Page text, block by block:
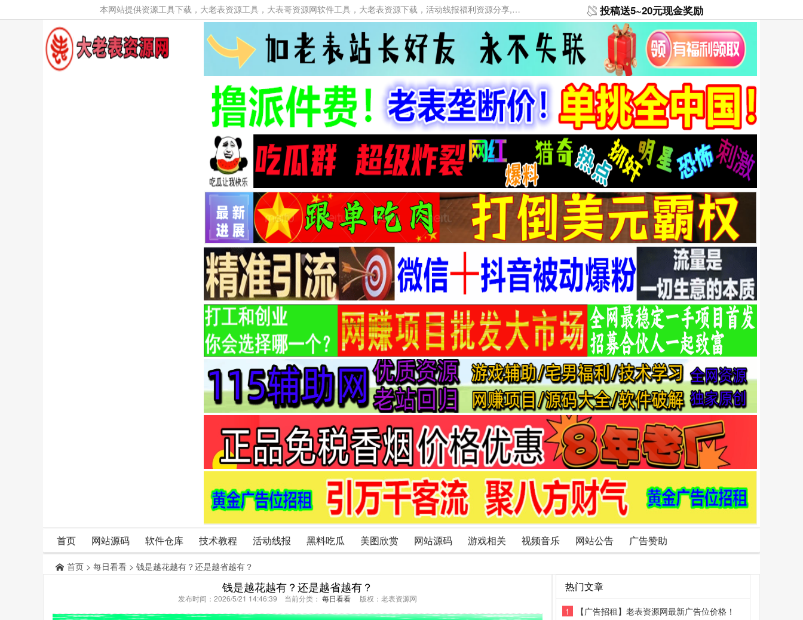
本网站提供资源工具下载，大老表资源工具，大表哥资源网软件工具，大老表资源下载，活动线报福利资源分享,活动线报，大型网游经典游戏，网络热门技术游戏辅助交流与分享。 投稿送5~20元现金奖励
首页 网站源码 软件仓库 技术教程 活动线报 黑料吃瓜 美图欣赏 网站源码 游戏相关 视频音乐 网站公告 广告赞助
首页 > 每日看看 > 钱是越花越有？还是越省越有？
钱是越花越有？还是越省越有？
发布时间：2026/5/21 14:46:39 当前分类： 每日看看 版权：老表资源网
热门文章
1
【广告招租】老表资源网最新广告位价格！